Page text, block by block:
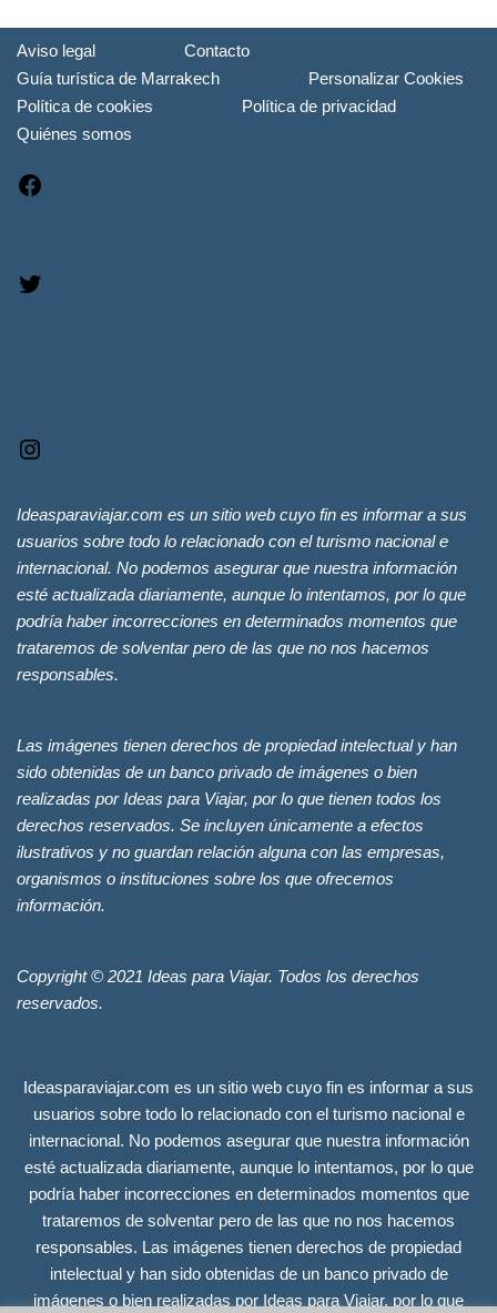
Aviso legal
Contacto
Guía turística de Marrakech
Personalizar Cookies
Política de cookies
Política de privacidad
Quiénes somos
Ideasparaviajar.com es un sitio web cuyo fin es informar a sus
usuarios sobre todo lo relacionado con el turismo nacional e
internacional. No podemos asegurar que nuestra información
esté actualizada diariamente, aunque lo intentamos, por lo que
podría haber incorrecciones en determinados momentos que
trataremos de solventar pero de las que no nos hacemos
responsables.
Las imágenes tienen derechos de propiedad intelectual y han
sido obtenidas de un banco privado de imágenes o bien
realizadas por Ideas para Viajar, por lo que tienen todos los
derechos reservados. Se incluyen únicamente a efectos
ilustrativos y no guardan relación alguna con las empresas,
organismos o instituciones sobre los que ofrecemos
información.
Copyright © 2021 Ideas para Viajar. Todos los derechos
reservados.
Ideasparaviajar.com es un sitio web cuyo fin es informar a sus
usuarios sobre todo lo relacionado con el turismo nacional e
internacional. No podemos asegurar que nuestra información
esté actualizada diariamente, aunque lo intentamos, por lo que
podría haber incorrecciones en determinados momentos que
trataremos de solventar pero de las que no nos hacemos
responsables. Las imágenes tienen derechos de propiedad
intelectual y han sido obtenidas de un banco privado de
imágenes o bien realizadas por Ideas para Viajar, por lo que